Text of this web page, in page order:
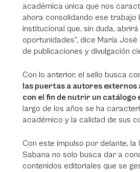
académica única que nos
ahora consolidando ese trabajo
institucional que, sin duda, abrirá
oportunidades”, dice María
de publicaciones y divulgación
Con lo anterior, el sello busca
las puertas a autores externos
con el fin de nutrir un catálogo
largo de los años se ha
académico y la calidad de sus
Con este impulso por delante, la
Sabana no solo busca dar a
contenidos editoriales que se